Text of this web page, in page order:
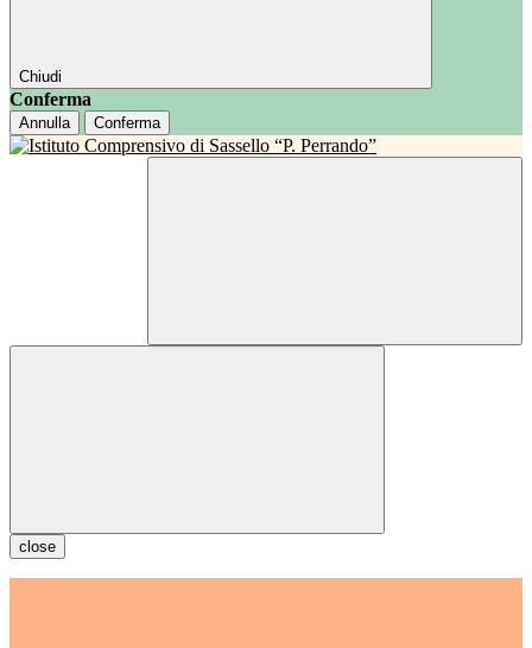
Chiudi
Conferma
Annulla Conferma
close